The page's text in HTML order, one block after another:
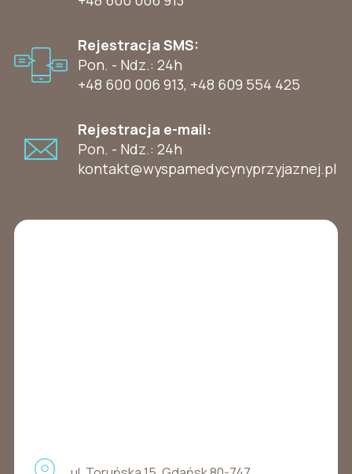
Rejestracja SMS:
Pon. - Ndz.: 24h
+48 600 006 913, +48 609 554 425
Rejestracja e-mail:
Pon. - Ndz.: 24h
kontakt@wyspamedycynyprzyjaznej.pl